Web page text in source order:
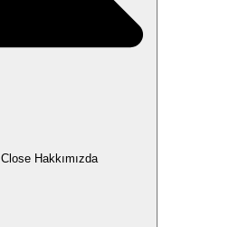
Close Hakkımızda